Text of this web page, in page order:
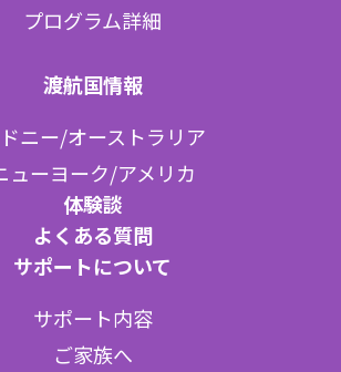
プログラム詳細
渡航国情報
ニー/オーストラリア
ューヨーク/アメリカ
体験談
よくある質問
サポートについて
サポート内容
ご家族へ